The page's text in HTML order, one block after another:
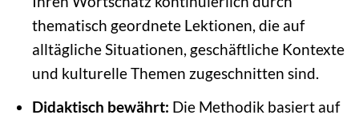
thematisch geordnete Lektionen, die auf
alltägliche Situationen, geschäftliche Kontexte
und kulturelle Themen zugeschnitten sind.
Didaktisch bewährt: Die Methodik basiert auf